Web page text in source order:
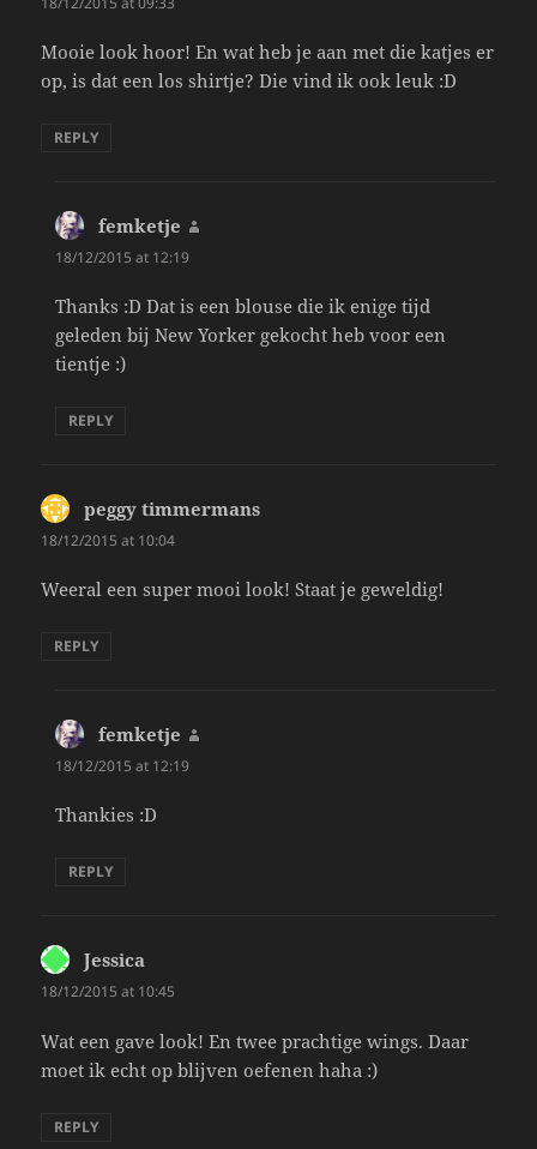
Mooie look hoor! En wat heb je aan met die katjes er
op, is dat een los shirtje? Die vind ik ook leuk :D
REPLY
femketje
18/12/2015 at 12:19
Thanks :D Dat is een blouse die ik enige tijd
geleden bij New Yorker gekocht heb voor een
tientje :)
REPLY
peggy timmermans
18/12/2015 at 10:04
Weeral een super mooi look! Staat je geweldig!
REPLY
femketje
18/12/2015 at 12:19
Thankies :D
REPLY
Jessica
18/12/2015 at 10:45
Wat een gave look! En twee prachtige wings. Daar
moet ik echt op blijven oefenen haha :)
REPLY